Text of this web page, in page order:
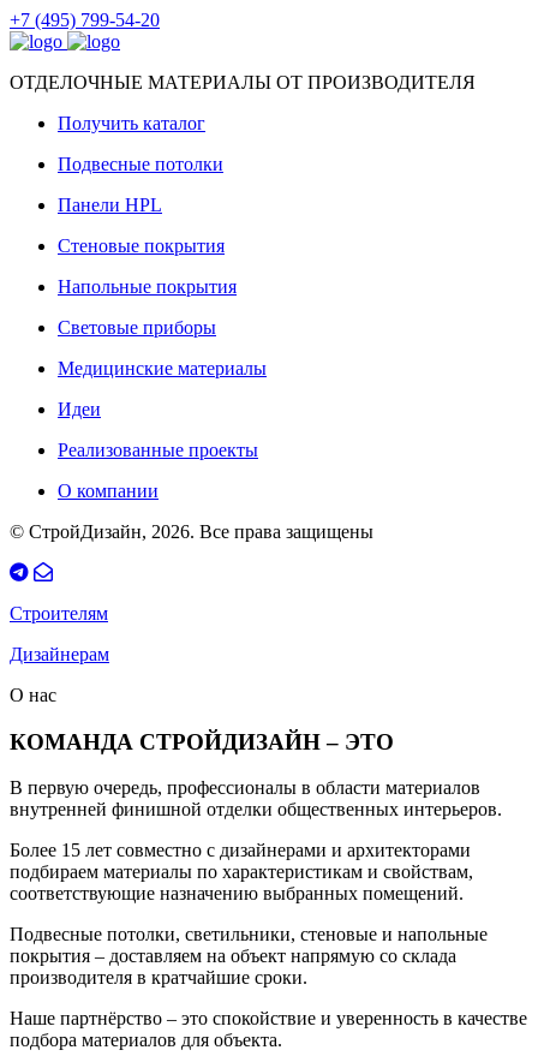
+7 (495) 799-54-20
ОТДЕЛОЧНЫЕ МАТЕРИАЛЫ ОТ ПРОИЗВОДИТЕЛЯ
Получить каталог
Подвесные потолки
Панели HPL
Стеновые покрытия
Напольные покрытия
Световые приборы
Медицинские материалы
Идеи
Реализованные проекты
О компании
© СтройДизайн, 2026. Все права защищены
Строителям
Дизайнерам
О нас
КОМАНДА СТРОЙДИЗАЙН – ЭТО
В первую очередь, профессионалы в области материалов
внутренней финишной отделки общественных интерьеров.
Более 15 лет совместно с дизайнерами и архитекторами
подбираем материалы по характеристикам и свойствам,
соответствующие назначению выбранных помещений.
Подвесные потолки, светильники, стеновые и напольные
покрытия – доставляем на объект напрямую со склада
производителя в кратчайшие сроки.
Наше партнёрство – это спокойствие и уверенность в качестве
подбора материалов для объекта.